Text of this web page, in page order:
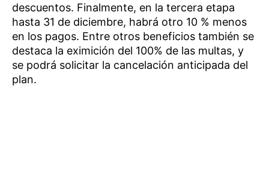
descuentos. Finalmente, en la tercera etapa
hasta 31 de diciembre, habrá otro 10 % menos
en los pagos. Entre otros beneficios también se
destaca la eximición del 100% de las multas, y
se podrá solicitar la cancelación anticipada del
plan.